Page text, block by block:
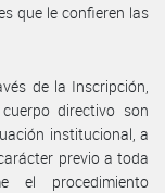
que le confieren las
de la Inscripción,
directivo son
institucional, a
previo a toda
el procedimiento